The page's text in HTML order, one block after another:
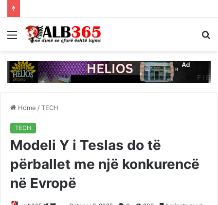
Menu
Home /TECH
TECH
Modeli Y i Teslas do të
përballet me një konkurencë
në Evropë